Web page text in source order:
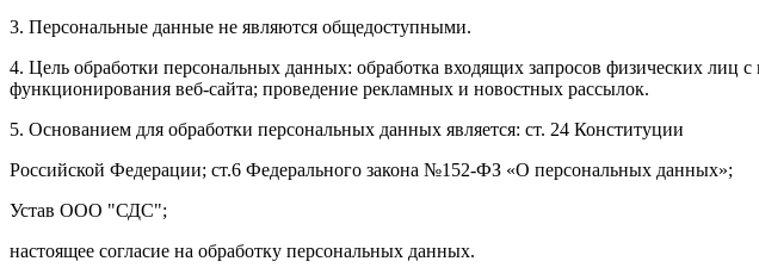
3. Персональные данные не являются общедоступными.
4. Цель обработки персональных данных: обработка входящих запросов физических лиц
функционирования веб-сайта; проведение рекламных и новостных рассылок.
5. Основанием для обработки персональных данных является: ст. 24 Конституции
Российской Федерации; ст.6 Федерального закона №152-ФЗ «О персональных данных»;
Устав ООО "СДС";
настоящее согласие на обработку персональных данных.